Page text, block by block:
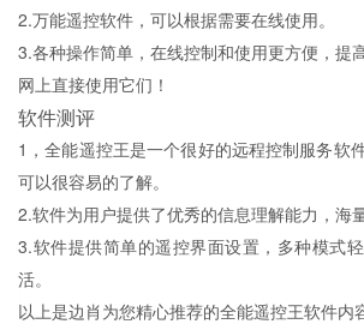
2.万能遥控软件，可以根据需要在线使用。
3.各种操作简单，在线控制和使用更方便，提
网上直接使用它们！
软件测评
1，全能遥控王是一个很好的远程控制服务软
可以很容易的了解。
2.软件为用户提供了优秀的信息理解能力，海
3.软件提供简单的遥控界面设置，多种模式
活。
以上是边肖为您精心推荐的全能遥控王软件内